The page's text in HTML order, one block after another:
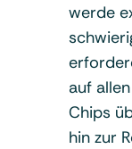
werde
auf
Chips
hin zur